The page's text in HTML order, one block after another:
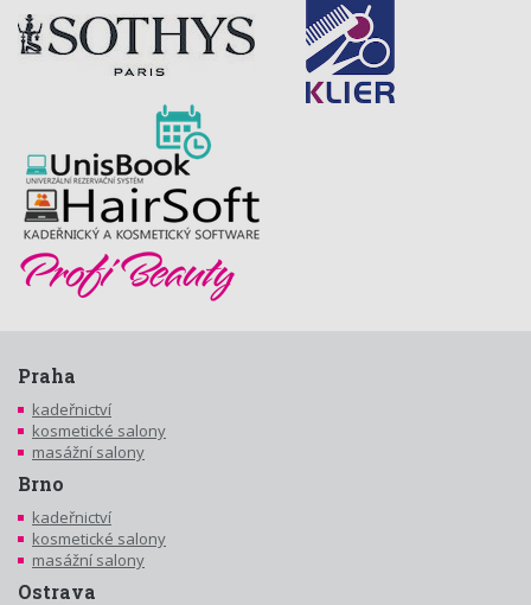
Praha
kadeřnictví
kosmetické salony
masážní salony
Brno
kadeřnictví
kosmetické salony
masážní salony
Ostrava